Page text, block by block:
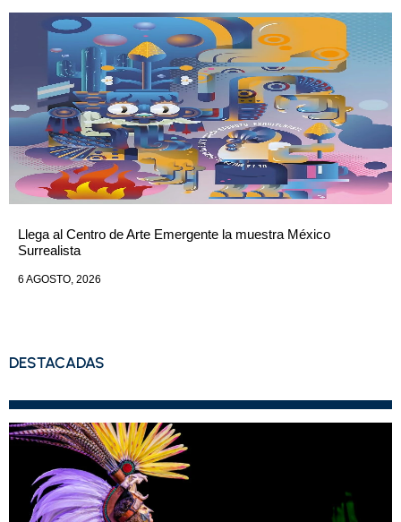
Llega al Centro de Arte Emergente la muestra México
Surrealista
6 AGOSTO, 2026
DESTACADAS